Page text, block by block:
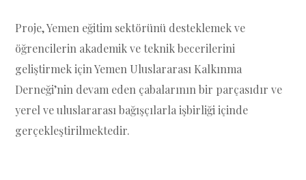
Proje, Yemen eğitim sektörünü desteklemek ve
öğrencilerin akademik ve teknik becerilerini
geliştirmek için Yemen Uluslararası Kalkınma
Derneği’nin devam eden çabalarının bir parçasıdır ve
yerel ve uluslararası bağışçılarla işbirliği içinde
gerçekleştirilmektedir.